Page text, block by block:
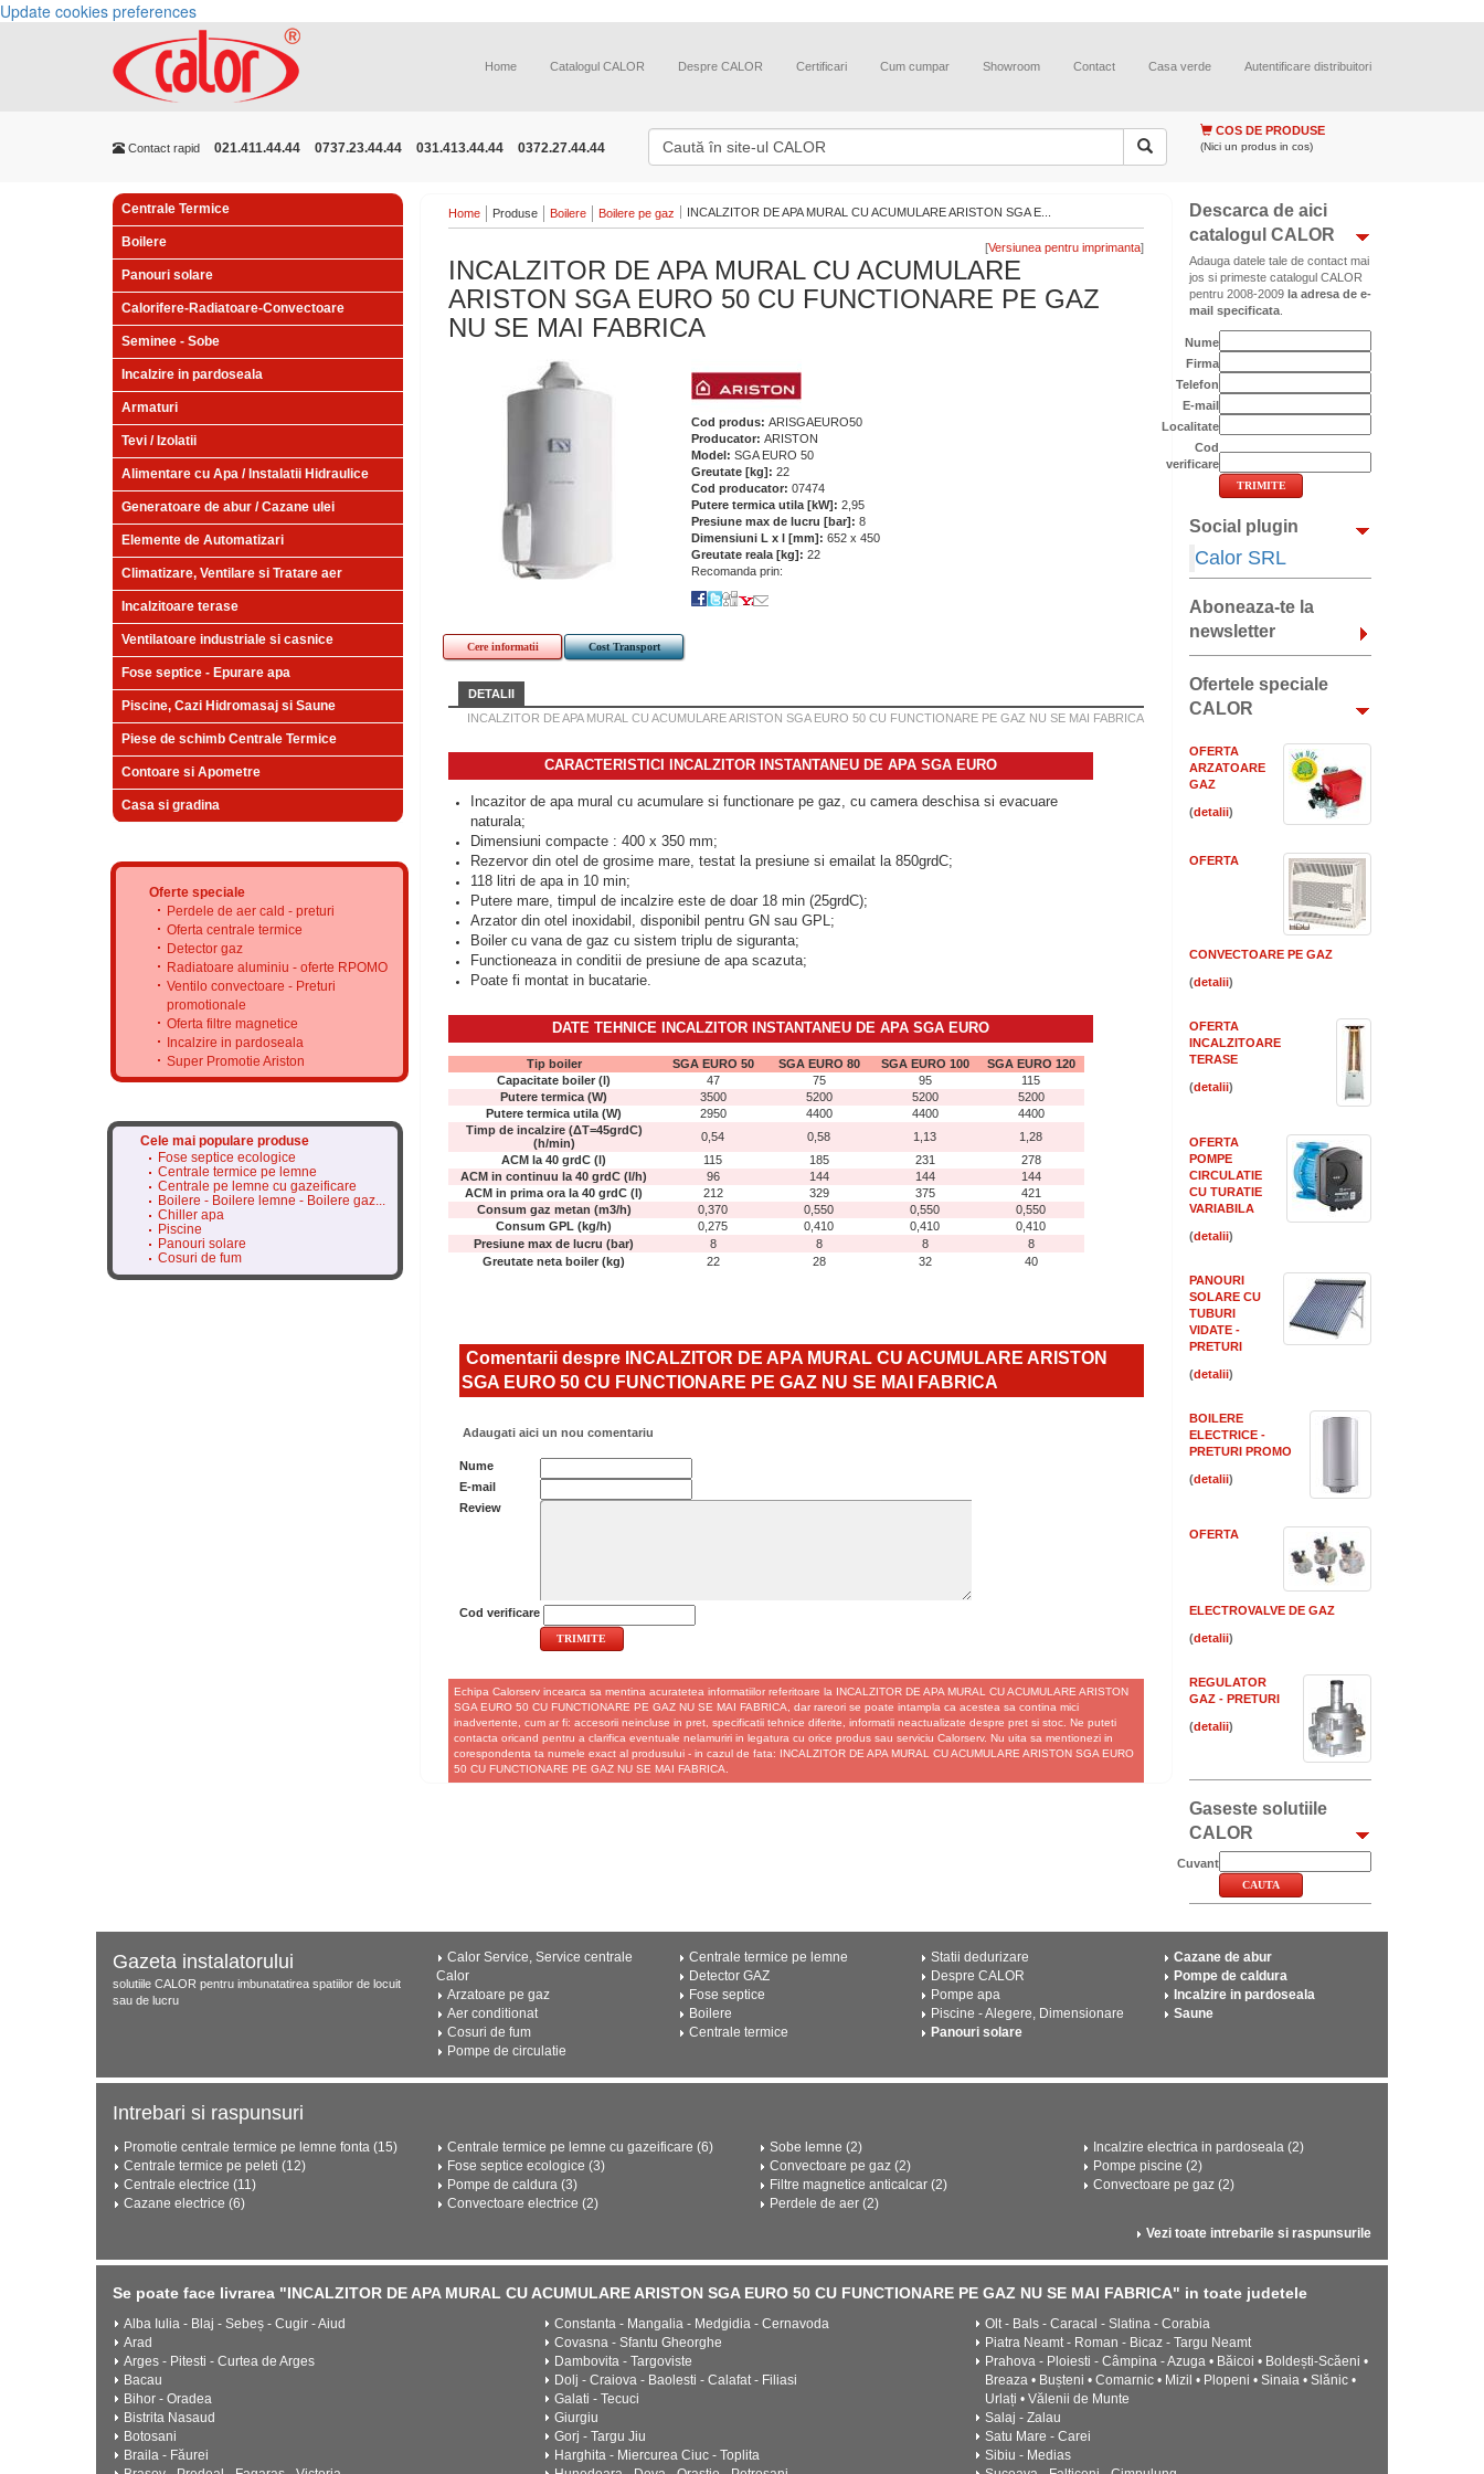
Update cookies preferences
Home Catalogul CALOR Despre CALOR Certificari Cum cumpar Showroom Contact Casa verde Autentificare distribuitori
Contact rapid 021.411.44.44 0737.23.44.44 031.413.44.44 0372.27.44.44
COS DE PRODUSE
(Nici un produs in cos)
Centrale Termice
Boilere
Panouri solare
Calorifere-Radiatoare-Convectoare
Seminee - Sobe
Incalzire in pardoseala
Armaturi
Tevi / Izolatii
Alimentare cu Apa / Instalatii Hidraulice
Generatoare de abur / Cazane ulei
Elemente de Automatizari
Climatizare, Ventilare si Tratare aer
Incalzitoare terase
Ventilatoare industriale si casnice
Fose septice - Epurare apa
Piscine, Cazi Hidromasaj si Saune
Piese de schimb Centrale Termice
Contoare si Apometre
Casa si gradina
Oferte speciale
Perdele de aer cald - preturi
Oferta centrale termice
Detector gaz
Radiatoare aluminiu - oferte RPOMO
Ventilo convectoare - Preturi
promotionale
Oferta filtre magnetice
Incalzire in pardoseala
Super Promotie Ariston
Cele mai populare produse
Fose septice ecologice
Centrale termice pe lemne
Centrale pe lemne cu gazeificare
Boilere - Boilere lemne - Boilere gaz...
Chiller apa
Piscine
Panouri solare
Cosuri de fum
Home Produse Boilere Boilere pe gaz INCALZITOR DE APA MURAL CU ACUMULARE ARISTON SGA E...
[ ]
INCALZITOR DE APA MURAL CU ACUMULARE
ARISTON SGA EURO 50 CU FUNCTIONARE PE GAZ
NU SE MAI FABRICA
Cod produs: ARISGAEURO50
Producator: ARISTON
Model: SGA EURO 50
Greutate [kg]: 22
Cod producator: 07474
Putere termica utila [kW]: 2,95
Presiune max de lucru [bar]: 8
Dimensiuni L x l [mm]: 652 x 450
Greutate reala [kg]: 22
Recomanda prin:
Cere informatii Cost Transport
DETALII
INCALZITOR DE APA MURAL CU ACUMULARE ARISTON SGA EURO 50 CU FUNCTIONARE PE GAZ NU SE MAI FABRICA
CARACTERISTICI INCALZITOR INSTANTANEU DE APA SGA EURO
Incazitor de apa mural cu acumulare si functionare pe gaz, cu camera deschisa si evacuare
naturala;
Dimensiuni compacte : 400 x 350 mm;
Rezervor din otel de grosime mare, testat la presiune si emailat la 850grdC;
118 litri de apa in 10 min;
Putere mare, timpul de incalzire este de doar 18 min (25grdC);
Arzator din otel inoxidabil, disponibil pentru GN sau GPL;
Boiler cu vana de gaz cu sistem triplu de siguranta;
Functioneaza in conditii de presiune de apa scazuta;
Poate fi montat in bucatarie.
DATE TEHNICE INCALZITOR INSTANTANEU DE APA SGA EURO
Tip boiler SGA EURO 50 SGA EURO 80 SGA EURO 100
SGA EURO 120
Capacitate boiler (l)
47 75 95
115
Putere termica (W)
3500 5200 5200
5200
Putere termica utila (W)
2950 4400 4400
4400
Timp de incalzire (ΔT=45grdC)
(h/min)
0,54 0,58 1,13
1,28
ACM la 40 grdC (l)
115 185 231
278
ACM in continuu la 40 grdC (l/h)
96 144 144
144
ACM in prima ora la 40 grdC (l)
212 329 375
421
Consum gaz metan (m3/h)
0,370 0,550 0,550
0,550
Consum GPL (kg/h)
0,275 0,410 0,410
0,410
Presiune max de lucru (bar)
8 8 8
8
Greutate neta boiler (kg)
22 28 32 40
Comentarii despre INCALZITOR DE APA MURAL CU ACUMULARE ARISTON
SGA EURO 50 CU FUNCTIONARE PE GAZ NU SE MAI FABRICA
Adaugati aici un nou comentariu
Nume
E-mail
Review
Cod verificare
Echipa Calorserv incearca sa mentina acuratetea informatiilor referitoare la INCALZITOR DE APA MURAL CU ACUMULARE ARISTON
SGA EURO 50 CU FUNCTIONARE PE GAZ NU SE MAI FABRICA, dar rareori se poate intampla ca acestea sa contina mici
inadvertente, cum ar fi: accesorii neincluse in pret, specificatii tehnice diferite, informatii neactualizate despre pret si stoc. Ne puteti
contacta oricand pentru a clarifica eventuale nelamuriri in legatura cu orice produs sau serviciu Calorserv. Nu uita sa mentionezi in
corespondenta ta numele exact al produsului - in cazul de fata: INCALZITOR DE APA MURAL CU ACUMULARE ARISTON SGA EURO
50 CU FUNCTIONARE PE GAZ NU SE MAI FABRICA.
Descarca de aici
catalogul CALOR
Adauga datele tale de contact mai
jos si primeste catalogul CALOR
pentru 2008-2009 la adresa de e-
mail specificata
Nume
Firma
Telefon
E-mail
Localitate
Cod
verificare
Social plugin
Calor SRL
Aboneaza-te la
newsletter
Ofertele speciale
CALOR
OFERTA
ARZATOARE
GAZ
( )
OFERTA
CONVECTOARE PE GAZ
( )
OFERTA
INCALZITOARE
TERASE
( )
OFERTA
POMPE
CIRCULATIE
CU TURATIE
VARIABILA
( )
PANOURI
SOLARE CU
TUBURI
VIDATE -
PRETURI
( )
BOILERE
ELECTRICE -
PRETURI PROMO
( )
OFERTA
ELECTROVALVE DE GAZ
( )
REGULATOR
GAZ - PRETURI
( )
Gaseste solutiile
CALOR
Cuvant
Gazeta instalatorului
solutiile CALOR pentru imbunatatirea spatiilor de locuit
sau de lucru
Calor Service, Service centrale
Calor
Arzatoare pe gaz
Aer conditionat
Cosuri de fum
Pompe de circulatie
Centrale termice pe lemne
Detector GAZ
Fose septice
Boilere
Centrale termice
Statii dedurizare
Despre CALOR
Pompe apa
Piscine - Alegere, Dimensionare
Panouri solare
Cazane de abur
Pompe de caldura
Incalzire in pardoseala
Saune
Intrebari si raspunsuri
Promotie centrale termice pe lemne fonta (15)
Centrale termice pe peleti (12)
Centrale electrice (11)
Cazane electrice (6)
Centrale termice pe lemne cu gazeificare (6)
Fose septice ecologice (3)
Pompe de caldura (3)
Convectoare electrice (2)
Sobe lemne (2)
Convectoare pe gaz (2)
Filtre magnetice anticalcar (2)
Perdele de aer (2)
Incalzire electrica in pardoseala (2)
Pompe piscine (2)
Convectoare pe gaz (2)
Vezi toate intrebarile si raspunsurile
Se poate face livrarea "INCALZITOR DE APA MURAL CU ACUMULARE ARISTON SGA EURO 50 CU FUNCTIONARE PE GAZ NU SE MAI FABRICA" in toate judetele
Alba Iulia - Blaj - Sebeș - Cugir - Aiud
Arad
Arges - Pitesti - Curtea de Arges
Bacau
Bihor - Oradea
Bistrita Nasaud
Botosani
Braila - Făurei
Constanta - Mangalia - Medgidia - Cernavoda
Covasna - Sfantu Gheorghe
Dambovita - Targoviste
Dolj - Craiova - Baolesti - Calafat - Filiasi
Galati - Tecuci
Giurgiu
Gorj - Targu Jiu
Harghita - Miercurea Ciuc - Toplita
Olt - Bals - Caracal - Slatina - Corabia
Piatra Neamt - Roman - Bicaz - Targu Neamt
Prahova - Ploiesti - Câmpina - Azuga • Băicoi • Boldești-Scăeni •
Breaza • Bușteni • Comarnic • Mizil • Plopeni • Sinaia • Slănic •
Urlați • Vălenii de Munte
Salaj - Zalau
Satu Mare - Carei
Sibiu - Medias